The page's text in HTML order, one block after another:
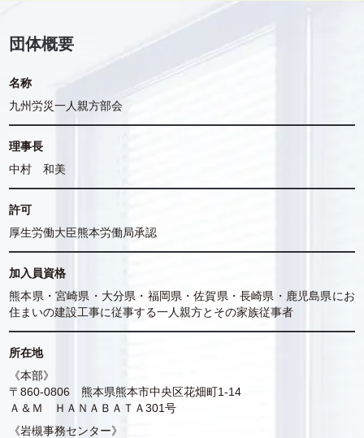
団体概要
名称
九州労災一人親方部会
理事長
中村 和美
許可
厚生労働大臣熊本労働局承認
加入員資格
熊本県・宮崎県・大分県・福岡県・佐賀県・長崎県・鹿児島県にお
住まいの建設工事に従事する一人親方とその家族従事者
所在地
《本部》
〒860-0806 熊本県熊本市中央区花畑町1-14
Ａ＆Ｍ ＨＡＮＡＢＡＴＡ301号
《岩槻事務センター》